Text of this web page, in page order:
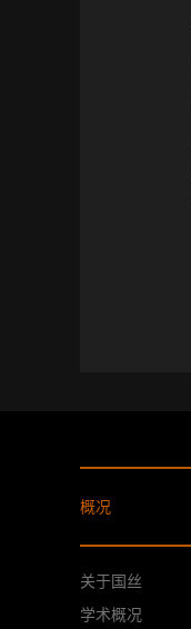
概况
关于国丝
学术概况